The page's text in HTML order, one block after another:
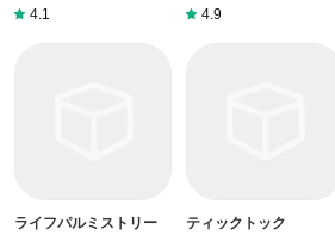
4.1
4.9
ライフパルミストリー
ティックトック